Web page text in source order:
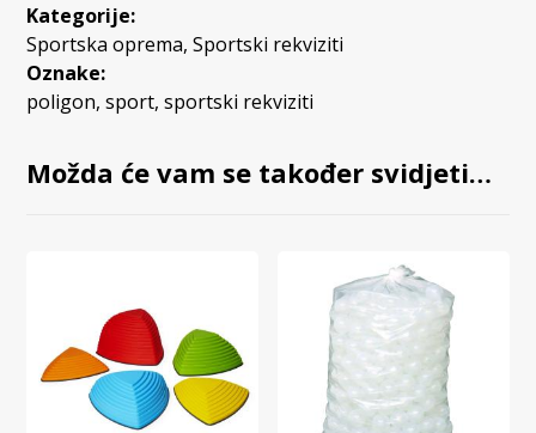
Kategorije:
Sportska oprema,Sportski rekviziti
Oznake:
poligon,sport,sportski rekviziti
Možda će vam se također svidjeti…